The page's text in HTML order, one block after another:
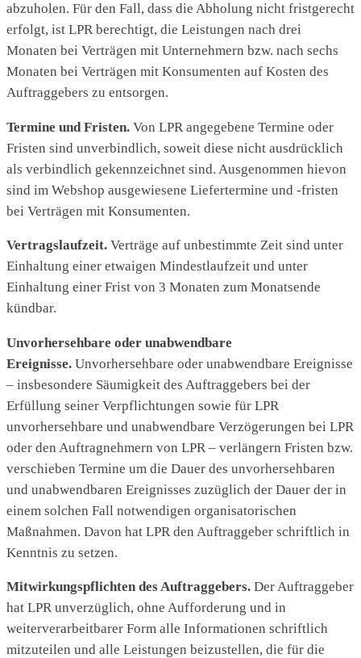
abzuholen. Für den Fall, dass die Abholung nicht fristgerecht
erfolgt, ist LPR berechtigt, die Leistungen nach drei
Monaten bei Verträgen mit Unternehmern bzw. nach sechs
Monaten bei Verträgen mit Konsumenten auf Kosten des
Auftraggebers zu entsorgen.
Termine und Fristen. Von LPR angegebene Termine oder
Fristen sind unverbindlich, soweit diese nicht ausdrücklich
als verbindlich gekennzeichnet sind. Ausgenommen hievon
sind im Webshop ausgewiesene Liefertermine und -fristen
bei Verträgen mit Konsumenten.
Vertragslaufzeit. Verträge auf unbestimmte Zeit sind unter
Einhaltung einer etwaigen Mindestlaufzeit und unter
Einhaltung einer Frist von 3 Monaten zum Monatsende
kündbar.
Unvorhersehbare oder unabwendbare
Ereignisse. Unvorhersehbare oder unabwendbare Ereignisse
– insbesondere Säumigkeit des Auftraggebers bei der
Erfüllung seiner Verpflichtungen sowie für LPR
unvorhersehbare und unabwendbare Verzögerungen bei LPR
oder den Auftragnehmern von LPR – verlängern Fristen bzw.
verschieben Termine um die Dauer des unvorhersehbaren
und unabwendbaren Ereignisses zuzüglich der Dauer der in
einem solchen Fall notwendigen organisatorischen
Maßnahmen. Davon hat LPR den Auftraggeber schriftlich in
Kenntnis zu setzen.
Mitwirkungspflichten des Auftraggebers. Der Auftraggeber
hat LPR unverzüglich, ohne Aufforderung und in
weiterverarbeitbarer Form alle Informationen schriftlich
mitzuteilen und alle Leistungen beizustellen, die für die